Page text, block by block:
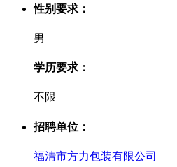
性别要求：
男
学历要求：
不限
招聘单位：
福清市方力包装有限公司